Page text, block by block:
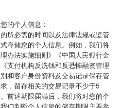
的个人信息：
所必需的时间以及法律法规或监管
存储您的个人信息。例如，我们将
办法实施细则》《中国人民银行金
支付机构反洗钱和反恐怖融资管理
和客户身份资料及交易记录保存管
，留存相关的交易记录不少于5
前述期限届满后，我们将对您的个
们判断个人信息的储存期限主要参